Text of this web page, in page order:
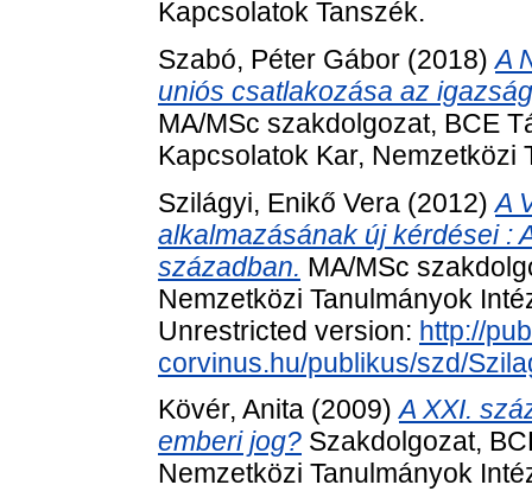
Kapcsolatok Tanszék.
Szabó, Péter Gábor (2018)A
uniós csatlakozása az
MA/MSc szakdolgozat, BCE
Kapcsolatok Kar, Nemzetközi
Szilágyi, Enikő Vera (2012)A
alkalmazásának új kérdései :
században. MA/MSc
Nemzetközi Tanulmányok
Unrestricted version: http://
corvinus.hu/publikus/szd/
Kövér, Anita (2009)A XXI.
emberi jog? Szakdolgozat,
Nemzetközi Tanulmányok